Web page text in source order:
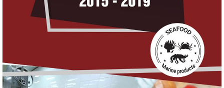
Nguồn cung giảm, giá cá rô phi Trung Quốc
Điểm tin thủy sản thế giới ngày 3/8/2026